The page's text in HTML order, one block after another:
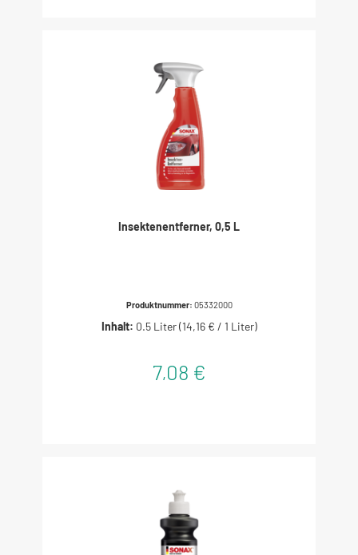
Insektenentferner, 0,5 L
Produktnummer: 05332000
Inhalt: 0.5 Liter(14,16 € / 1 Liter)
7,08 €